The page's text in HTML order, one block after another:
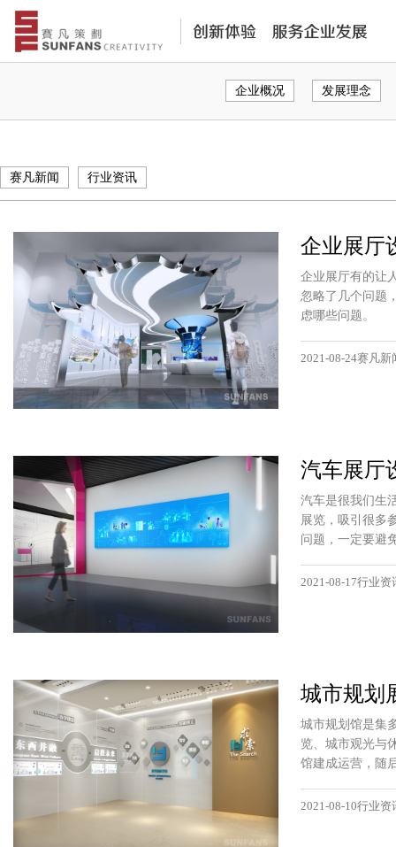
企业概况 发展理念
赛凡新闻 行业资讯
企业展厅
企业展厅有的让
忽略了几个问题
虑哪些问题。
2021-08-24赛凡新
汽车展厅
汽车是很我们生
展览，吸引很多
问题，一定要避
2021-08-17行业资
城市规划
城市规划馆是集
览、城市观光与
馆建成运营，随
2021-08-10行业资